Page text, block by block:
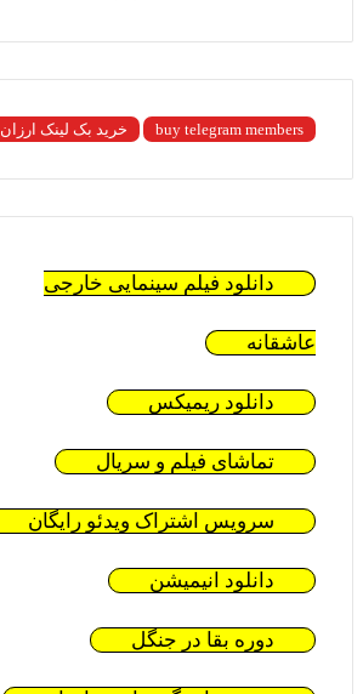
buy telegram members خرید بک لینک ارزان
دانلود فیلم سینمایی خارجی
عاشقانه
دانلود ریمیکس
تماشای فیلم و سریال
سرویس اشتراک ویدئو رایگان
دانلود انیمیشن
دوره بقا در جنگل